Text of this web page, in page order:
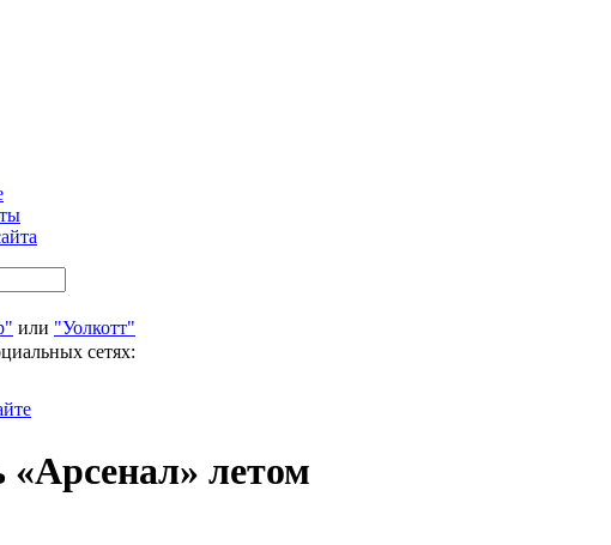
или "Уолкотт"
сетях:
летом